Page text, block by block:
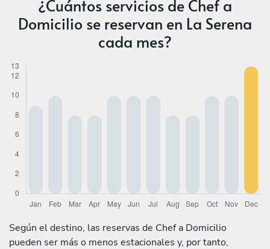
¿Cuántos servicios de Chef a
Domicilio se reservan en La Serena
cada mes?
Según el destino, las reservas de Chef a Domicilio
pueden ser más o menos estacionales y, por tanto,